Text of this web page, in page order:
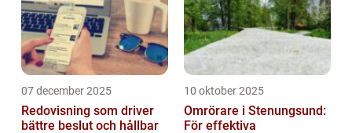
07 december 2025
Redovisning som driver
bättre beslut och hållbar
10 oktober 2025
Omrörare i Stenungsund:
För effektiva